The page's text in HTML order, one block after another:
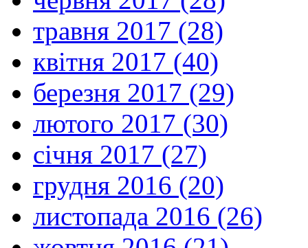
травня 2017 (28)
квітня 2017 (40)
березня 2017 (29)
лютого 2017 (30)
січня 2017 (27)
грудня 2016 (20)
листопада 2016 (26)